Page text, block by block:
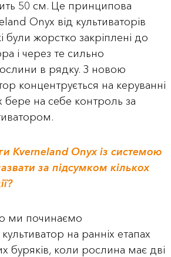
50 см. Це принципова
Onyx від культиваторів
були жорстко закріплені до
і через те сильно
в рядку. З новою
концентрується на керуванні
бере на себе контроль за
Kverneland Onyx із системою
за підсумком кількох
ми починаємо
на ранніх етапах
буряків, коли рослина має дві